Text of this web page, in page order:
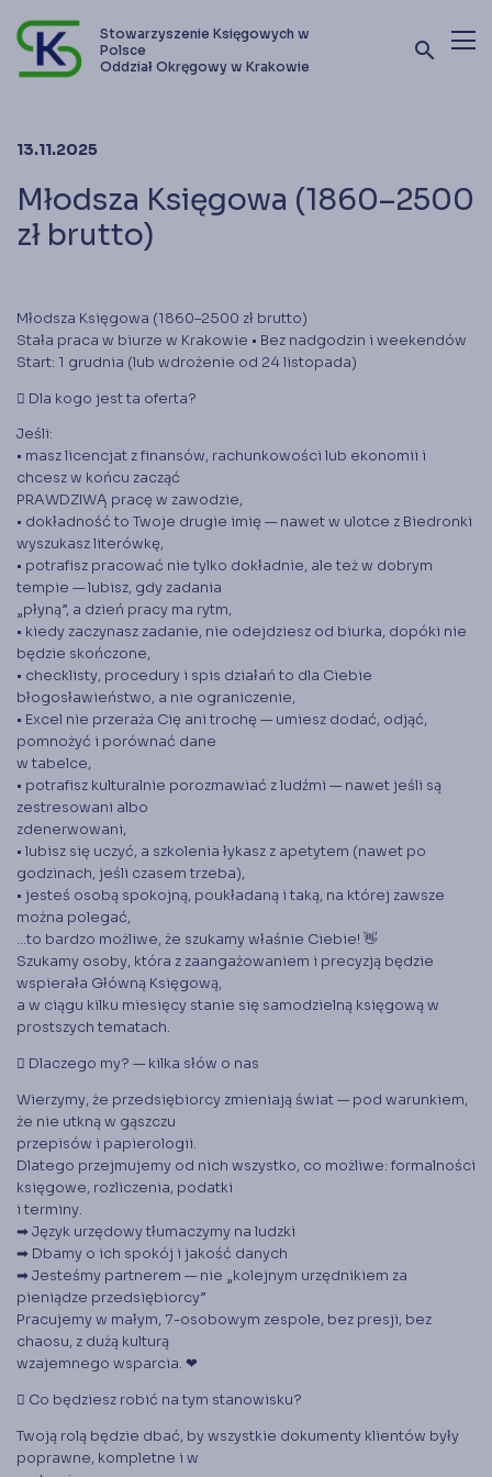
Stowarzyszenie Księgowych w
Polsce
Oddział Okręgowy w Krakowie
search
Stowarzyszenie
Zostań członkiem SKwP
Księgarnia
Panel członka
Międzynarodowej Federacji Księgowych (IFAC)
13.11.2025
Młodsza Księgowa (1860–2500
zł brutto)
Młodsza Księgowa (1860–2500 zł brutto)
Stała praca w biurze w Krakowie • Bez nadgodzin i weekendów
Start: 1 grudnia (lub wdrożenie od 24 listopada)
􁲰 Dla kogo jest ta oferta?
Jeśli:
• masz licencjat z finansów, rachunkowości lub ekonomii i
chcesz w końcu zacząć
PRAWDZIWĄ pracę w zawodzie,
• dokładność to Twoje drugie imię — nawet w ulotce z Biedronki
wyszukasz literówkę,
• potrafisz pracować nie tylko dokładnie, ale też w dobrym
tempie — lubisz, gdy zadania
„płyną”, a dzień pracy ma rytm,
• kiedy zaczynasz zadanie, nie odejdziesz od biurka, dopóki nie
będzie skończone,
• checklisty, procedury i spis działań to dla Ciebie
błogosławieństwo, a nie ograniczenie,
• Excel nie przeraża Cię ani trochę — umiesz dodać, odjąć,
pomnożyć i porównać dane
w tabelce,
• potrafisz kulturalnie porozmawiać z ludźmi — nawet jeśli są
zestresowani albo
zdenerwowani,
• lubisz się uczyć, a szkolenia łykasz z apetytem (nawet po
godzinach, jeśli czasem trzeba),
• jesteś osobą spokojną, poukładaną i taką, na której zawsze
można polegać,
…to bardzo możliwe, że szukamy właśnie Ciebie! 👋
Szukamy osoby, która z zaangażowaniem i precyzją będzie
wspierała Główną Księgową,
a w ciągu kilku miesięcy stanie się samodzielną księgową w
prostszych tematach.
􁳀 Dlaczego my? — kilka słów o nas
Wierzymy, że przedsiębiorcy zmieniają świat — pod warunkiem,
że nie utkną w gąszczu
przepisów i papierologii.
Dlatego przejmujemy od nich wszystko, co możliwe: formalności
księgowe, rozliczenia, podatki
i terminy.
➡ Język urzędowy tłumaczymy na ludzki
➡ Dbamy o ich spokój i jakość danych
➡ Jesteśmy partnerem — nie „kolejnym urzędnikiem za
pieniądze przedsiębiorcy”
Pracujemy w małym, 7-osobowym zespole, bez presji, bez
chaosu, z dużą kulturą
wzajemnego wsparcia. ❤
􁲼 Co będziesz robić na tym stanowisku?
Twoją rolą będzie dbać, by wszystkie dokumenty klientów były
poprawne, kompletne i w